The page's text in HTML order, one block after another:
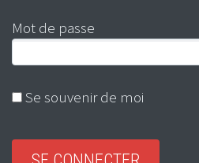
Mot de passe
Se souvenir de moi